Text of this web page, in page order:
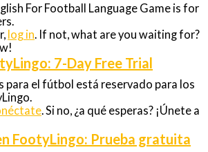
For Football Language Game is for
log in . If not, what are you waiting for?
7-Day Free Trial
para el fútbol está reservado para los
. Si no, ¿a qué esperas? ¡Únete a
FootyLingo: Prueba gratuita